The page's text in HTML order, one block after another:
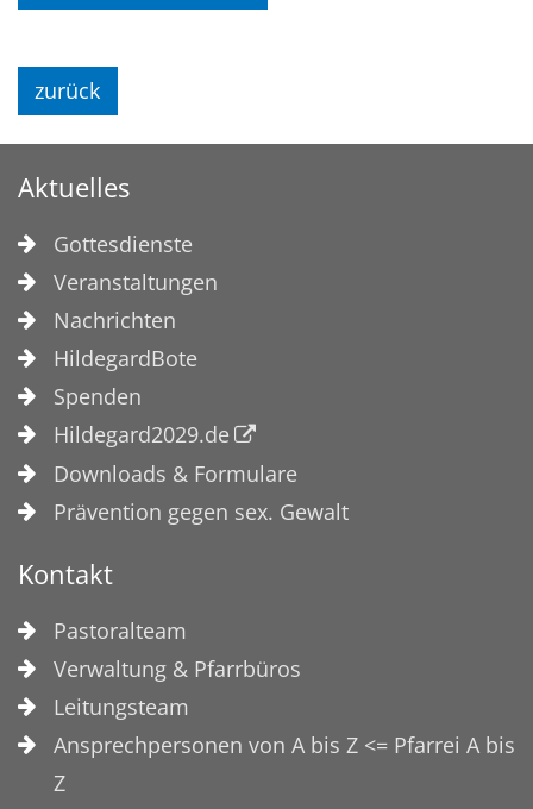
zurück
Aktuelles
Gottesdienste
Veranstaltungen
Nachrichten
HildegardBote
Spenden
Hildegard2029.de
Downloads & Formulare
Prävention gegen sex. Gewalt
Kontakt
Pastoralteam
Verwaltung & Pfarrbüros
Leitungsteam
Ansprechpersonen von A bis Z <= Pfarrei A bis
Z